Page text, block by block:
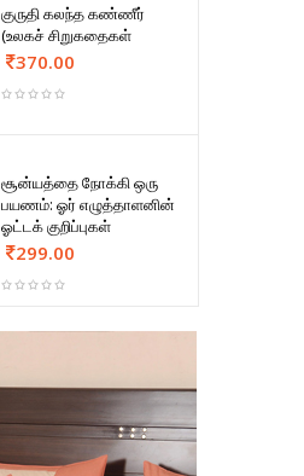
குருதி கலந்த கண்ணீர்
(உலகச் சிறுகதைகள்
370.00
சூன்யத்தை நோக்கி ஒரு
பயணம்: ஓர் எழுத்தாளனின்
ஓட்டக் குறிப்புகள்
299.00